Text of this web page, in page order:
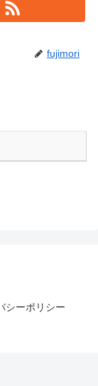
fujimori
シーポリシー